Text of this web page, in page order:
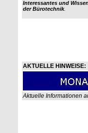
Interessantes und
der Bürotechnik.
AKTUELLE HINWEISE:
Aktuelle Informationen